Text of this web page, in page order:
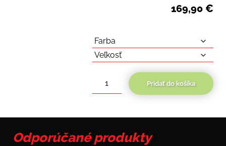
169,90 €
množstvo
Pridať do košíka
Odporúčané produkty